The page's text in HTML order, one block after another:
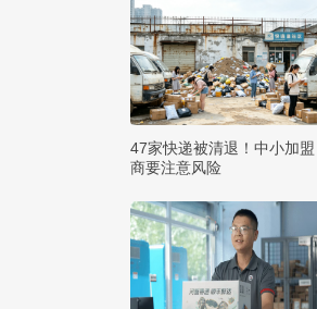
47家快递被清退！中小加盟
商要注意风险